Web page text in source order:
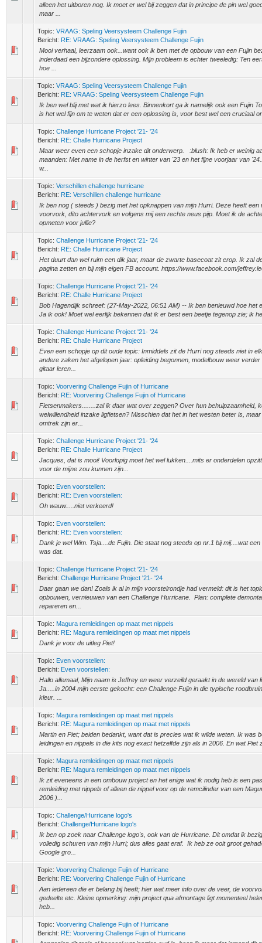
alleen het uitboren nog. Ik moet er wel bij zeggen dat in principe de pin wel
maar ...
Topic: VRAAG: Speling Veersysteem Challenge Fujin
Bericht: RE: VRAAG: Speling Veersysteem Challenge Fujin
Mooi verhaal, leerzaam ook...want ook ik ben met de opbouw van een Fujin
inderdaad een bijzondere oplossing. Mijn probleem is echter tweeledig: Ten
hoe ...
Topic: VRAAG: Speling Veersysteem Challenge Fujin
Bericht: RE: VRAAG: Speling Veersysteem Challenge Fujin
Ik ben wel blij met wat ik hierzo lees. Binnenkort ga ik namelijk ook een Fujin
is het wel fijn om te weten dat er een oplossing is, voor best wel een cruciaal
Topic: Challenge Hurricane Project '21- '24
Bericht: RE: Challe Hurricane Project
Maar weer even een schopje inzake dit onderwerp. :blush: Ik heb er weinig
maanden: Met name in de herfst en winter van '23 en het fijne voorjaar van
w...
Topic: Verschillen challenge hurricane
Bericht: RE: Verschillen challenge hurricane
Ik ben nog ( steeds ) bezig met het opknappen van mijn Hurri. Deze heeft een
voorvork, dito achtervork en volgens mij een rechte neus pijp. Moet ik de
opmeten voor jullie?
Topic: Challenge Hurricane Project '21- '24
Bericht: RE: Challe Hurricane Project
Het duurt dan wel ruim een dik jaar, maar de zwarte basecoat zit erop. Ik zal
pagina zetten en bij mijn eigen FB account. https://www.facebook.com/
Topic: Challenge Hurricane Project '21- '24
Bericht: RE: Challe Hurricane Project
Bob Hagendijk schreef: (27-May-2022, 06:51 AM) -- Ik ben benieuwd hoe het
Ja ik ook! Moet wel eerlijk bekennen dat ik er best een beetje tegenop zie; ik
Topic: Challenge Hurricane Project '21- '24
Bericht: RE: Challe Hurricane Project
Even een schopje op dit oude topic: Inmiddels zit de Hurri nog steeds niet in
andere zaken het afgelopen jaar: opleiding begonnen, modelbouw weer
gitaar leren...
Topic: Voorvering Challenge Fujin of Hurricane
Bericht: RE: Voorvering Challenge Fujin of Hurricane
Fietsenmakers........zal ik daar wat over zeggen? Over hun behulpzaamheid,
welwillendheid inzake ligfietsen? Misschien dat het in het westen beter is,
omtrek zijn er...
Topic: Challenge Hurricane Project '21- '24
Bericht: RE: Challe Hurricane Project
Jacques, dat is mooi! Voorlopig moet het wel lukken....mits er onderdelen
voor de mijne zou kunnen zijn...
Topic: Even voorstellen:
Bericht: RE: Even voorstellen:
Oh wauw.....niet verkeerd!
Topic: Even voorstellen:
Bericht: RE: Even voorstellen:
Dank je wel Wim. Tsja....de Fujin. Die staat nog steeds op nr.1 bij mij....wat
was dat.
Topic: Challenge Hurricane Project '21- '24
Bericht: Challenge Hurricane Project '21- '24
Daar gaan we dan! Zoals ik al in mijn voorstelrondje had vermeld: dit is het
opbouwen, vernieuwen van een Challenge Hurricane. Plan: complete
repareren en...
Topic: Magura remleidingen op maat met nippels
Bericht: RE: Magura remleidingen op maat met nippels
Dank je voor de uitleg Piet!
Topic: Even voorstellen:
Bericht: Even voorstellen:
Hallo allemaal, Mijn naam is Jeffrey en weer verzeild geraakt in de wereld van
Ja.....in 2004 mijn eerste gekocht: een Challenge Fujin in die typische
kleur. ...
Topic: Magura remleidingen op maat met nippels
Bericht: RE: Magura remleidingen op maat met nippels
Martin en Piet; beiden bedankt, want dat is precies wat ik wilde weten. Ik was
leidingen en nippels in die kits nog exact hetzelfde zijn als in 2006. En wat Piet
Topic: Magura remleidingen op maat met nippels
Bericht: RE: Magura remleidingen op maat met nippels
Ik zit eveneens in een ombouw project en het enige wat ik nodig heb is een
remleiding met nippels of alleen de nippel voor op de remcilinder van een
2006 )...
Topic: Challenge/Hurricane logo's
Bericht: Challenge/Hurricane logo's
Ik ben op zoek naar Challenge logo's, ook van de Hurricane. Dit omdat ik
volledig schuren van mijn Hurri; dus alles gaat eraf. Ik heb ze ooit groot
Google gro...
Topic: Voorvering Challenge Fujin of Hurricane
Bericht: RE: Voorvering Challenge Fujin of Hurricane
Aan iedereen die er belang bij heeft; hier wat meer info over de veer, de
gedeelte etc. Kleine opmerking: mijn project qua afmontage ligt momenteel
heb...
Topic: Voorvering Challenge Fujin of Hurricane
Bericht: RE: Voorvering Challenge Fujin of Hurricane